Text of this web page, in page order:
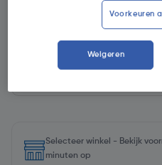
| Excl. btw € 0,63
Kies productvariant(11)
Selecteer winkel - Bekijk
minuten op
Voorkeuren
Weigeren